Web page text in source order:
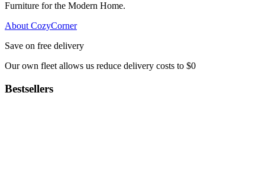
Furniture for the Modern Home.
About CozyCorner
Save on free delivery
Our own fleet allows us reduce delivery costs to $0
Bestsellers